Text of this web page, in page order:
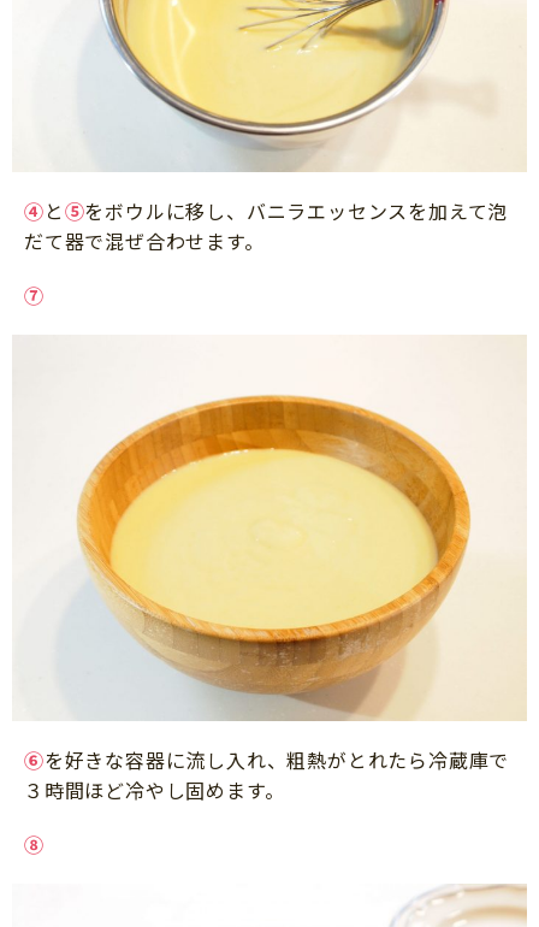
④と⑤をボウルに移し、バニラエッセンスを加えて泡
だて器で混ぜ合わせます。
⑦
⑥を好きな容器に流し入れ、粗熱がとれたら冷蔵庫で
３時間ほど冷やし固めます。
⑧